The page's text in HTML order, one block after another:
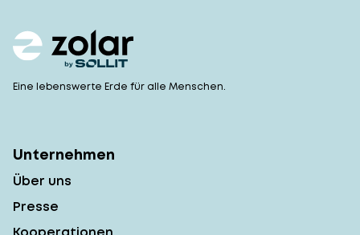
Eine lebenswerte Erde für alle Menschen.
Unternehmen
Über uns
Presse